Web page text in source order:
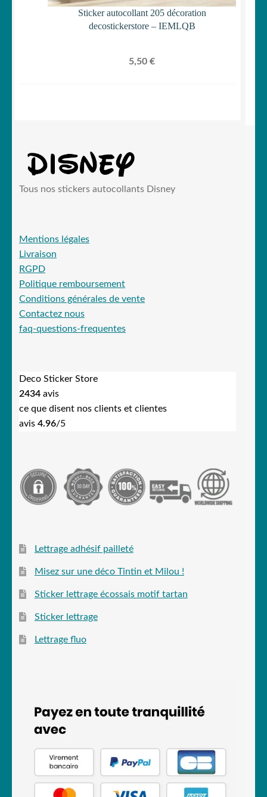
Sticker autocollant 205 décoration
decostickerstore – IEMLQB
5,50 €
Tous nos stickers autocollants Disney
Mentions légales
Livraison
RGPD
Politique remboursement
Conditions générales de vente
Contactez nous
faq-questions-frequentes
Deco Sticker Store
2434 avis
ce que disent nos clients et clientes
avis 4.96/5
Lettrage adhésif pailleté
Misez sur une déco Tintin et Milou !
Sticker lettrage écossais motif tartan
Sticker lettrage
Lettrage fluo